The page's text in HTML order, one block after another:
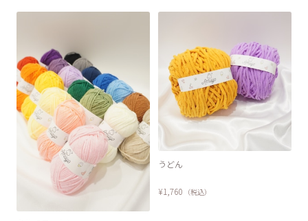
うどん
¥1,760 （税込）